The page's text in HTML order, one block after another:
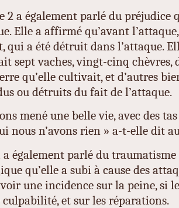
2 a également parlé du préjudice
Elle a affirmé qu’avant
qui a été détruit dans l’attaque.
sept vaches, vingt-cinq chèvres,
qu’elle cultivait, et d’autres
ou détruits du fait de l’attaque.
mené une belle vie, avec des
nous n’avons rien » a-t-elle dit
a également parlé du
qu’elle a subi à cause des
une incidence sur la peine, si
et sur les réparations.